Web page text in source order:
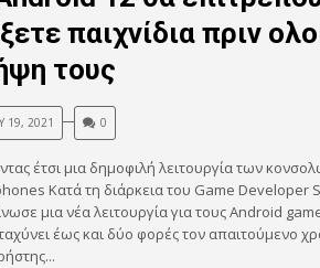
παιχνίδια πριν
τους
19, 2021 0
έτσι μια δημοφιλή λειτουργία των
Κατά τη διάρκεια του Game Developer
μια νέα λειτουργία για τους Android
έως και δύο φορές τον απαιτούμενο